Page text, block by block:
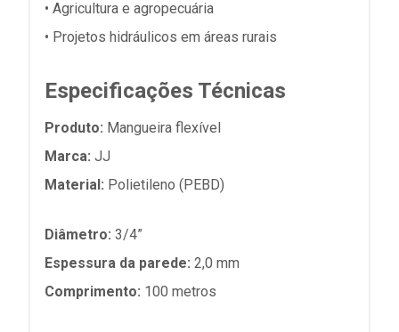
• Agricultura e agropecuária
• Projetos hidráulicos em áreas rurais
Especificações Técnicas
Produto: Mangueira flexível
Marca: JJ
Material: Polietileno (PEBD)
Diâmetro: 3/4”
Espessura da parede: 2,0 mm
Comprimento: 100 metros